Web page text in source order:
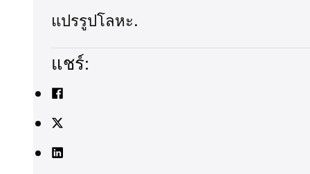
แปรรูปโลหะ.
แชร์: